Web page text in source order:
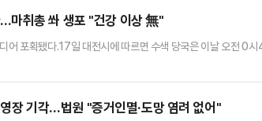
마취총 쏴 생포 "건강 이상 無"
어 포획됐다.17일 대전시에 따르면 수색 당국은 이날 오전 0
쯤 인근에서 늑구 추정 개체를 확인했으나 오소리로 확인돼
장 기각…법원 "증거인멸·도망 염려 없어"